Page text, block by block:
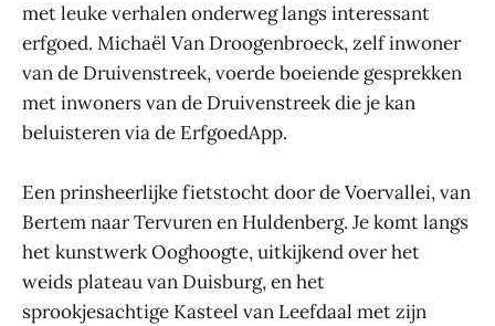
met leuke verhalen onderweg langs interessant
erfgoed. Michaël Van Droogenbroeck, zelf inwoner
van de Druivenstreek, voerde boeiende gesprekken
met inwoners van de Druivenstreek die je kan
beluisteren via de ErfgoedApp.
Een prinsheerlijke fietstocht door de Voervallei, van
Bertem naar Tervuren en Huldenberg. Je komt langs
het kunstwerk Ooghoogte, uitkijkend over het
weids plateau van Duisburg, en het
sprookjesachtige Kasteel van Leefdaal met zijn